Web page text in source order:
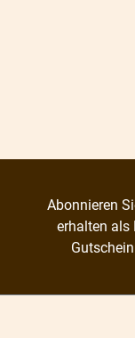
Abonnieren
erhalten als